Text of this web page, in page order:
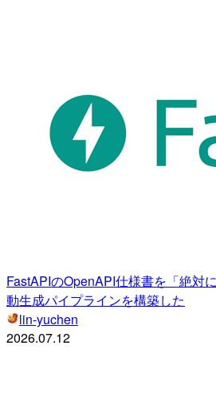
FastAPIのOpenAPI仕様書を「絶対
動生成パイプラインを構築した
lin-yuchen
2026.07.12